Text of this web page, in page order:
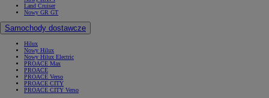
Land Cruiser
Nowy GR GT
Samochody dostawcze
Hilux
Nowy Hilux
Nowy Hilux Electric
PROACE Max
PROACE
PROACE Verso
PROACE CITY
PROACE CITY Verso